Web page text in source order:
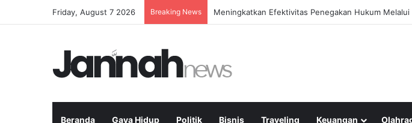
Friday, August 7 2026 Breaking News Meningkatkan Efektivitas Penegakan Hukum
Beranda Gaya Hidup Politik Bisnis Traveling Keuangan